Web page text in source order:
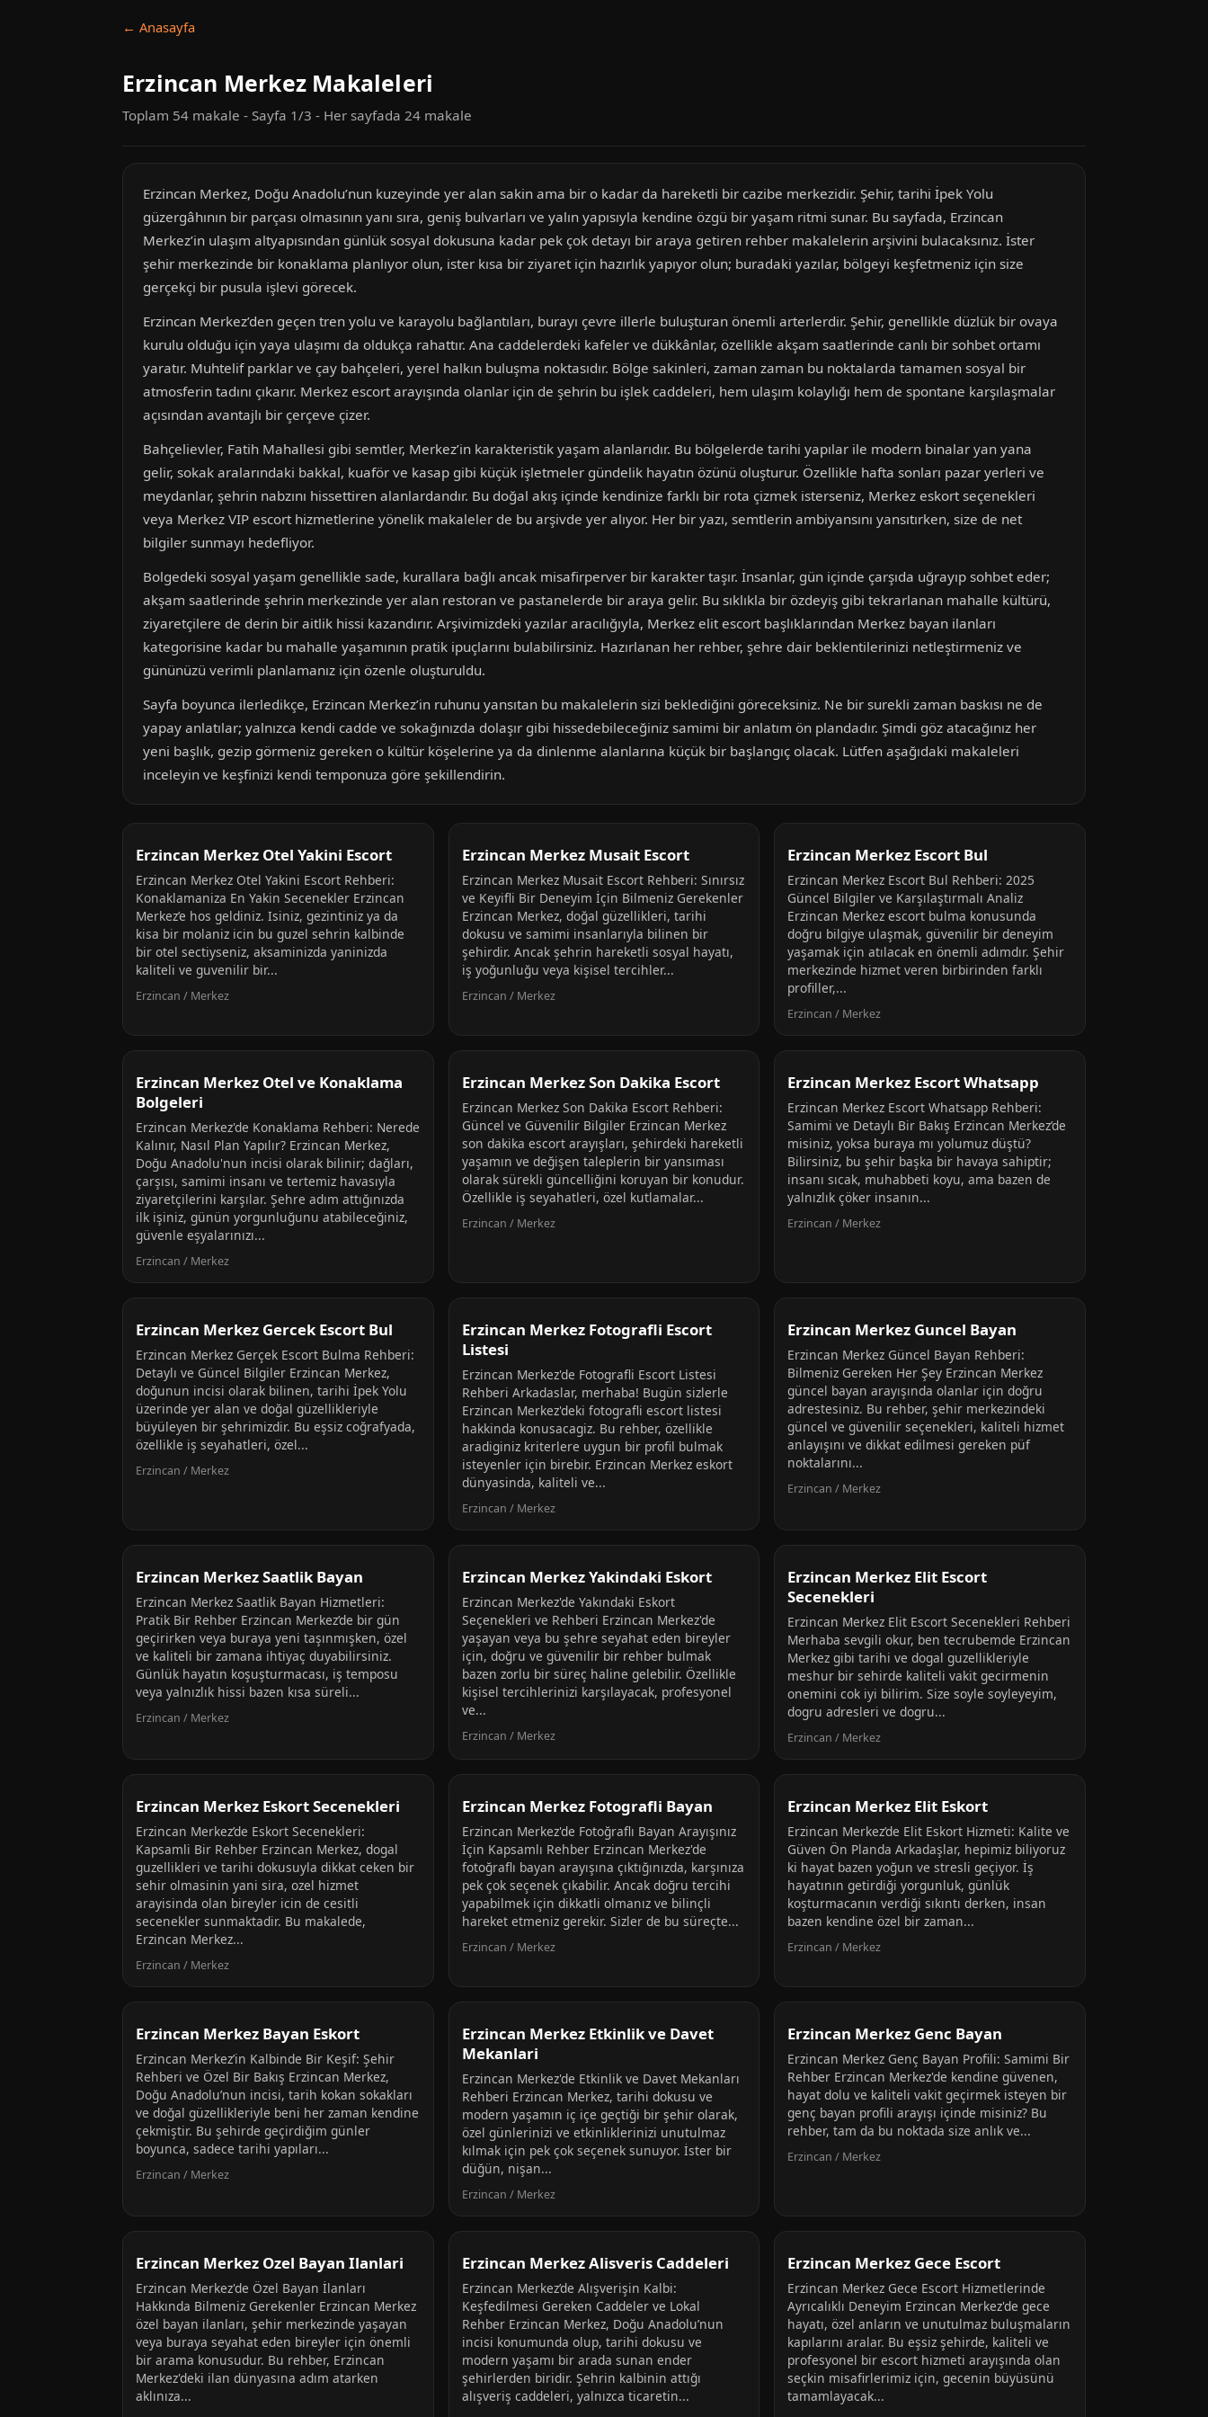
← Anasayfa
Erzincan Merkez Makaleleri
Toplam 54 makale - Sayfa 1/3 - Her sayfada 24 makale
Erzincan Merkez, Doğu Anadolu’nun kuzeyinde yer alan sakin ama bir o kadar da hareketli bir cazibe merkezidir. Şehir, tarihi İpek Yolu
güzergâhının bir parçası olmasının yanı sıra, geniş bulvarları ve yalın yapısıyla kendine özgü bir yaşam ritmi sunar. Bu sayfada, Erzincan
Merkez’in ulaşım altyapısından günlük sosyal dokusuna kadar pek çok detayı bir araya getiren rehber makalelerin arşivini bulacaksınız. İster
şehir merkezinde bir konaklama planlıyor olun, ister kısa bir ziyaret için hazırlık yapıyor olun; buradaki yazılar, bölgeyi keşfetmeniz için size
gerçekçi bir pusula işlevi görecek.
Erzincan Merkez’den geçen tren yolu ve karayolu bağlantıları, burayı çevre illerle buluşturan önemli arterlerdir. Şehir, genellikle düzlük bir ovaya
kurulu olduğu için yaya ulaşımı da oldukça rahattır. Ana caddelerdeki kafeler ve dükkânlar, özellikle akşam saatlerinde canlı bir sohbet ortamı
yaratır. Muhtelif parklar ve çay bahçeleri, yerel halkın buluşma noktasıdır. Bölge sakinleri, zaman zaman bu noktalarda tamamen sosyal bir
atmosferin tadını çıkarır. Merkez escort arayışında olanlar için de şehrin bu işlek caddeleri, hem ulaşım kolaylığı hem de spontane karşılaşmalar
açısından avantajlı bir çerçeve çizer.
Bahçelievler, Fatih Mahallesi gibi semtler, Merkez’in karakteristik yaşam alanlarıdır. Bu bölgelerde tarihi yapılar ile modern binalar yan yana
gelir, sokak aralarındaki bakkal, kuaför ve kasap gibi küçük işletmeler gündelik hayatın özünü oluşturur. Özellikle hafta sonları pazar yerleri ve
meydanlar, şehrin nabzını hissettiren alanlardandır. Bu doğal akış içinde kendinize farklı bir rota çizmek isterseniz, Merkez eskort seçenekleri
veya Merkez VIP escort hizmetlerine yönelik makaleler de bu arşivde yer alıyor. Her bir yazı, semtlerin ambiyansını yansıtırken, size de net
bilgiler sunmayı hedefliyor.
Bolgedeki sosyal yaşam genellikle sade, kurallara bağlı ancak misafirperver bir karakter taşır. İnsanlar, gün içinde çarşıda uğrayıp sohbet eder;
akşam saatlerinde şehrin merkezinde yer alan restoran ve pastanelerde bir araya gelir. Bu sıklıkla bir özdeyiş gibi tekrarlanan mahalle kültürü,
ziyaretçilere de derin bir aitlik hissi kazandırır. Arşivimizdeki yazılar aracılığıyla, Merkez elit escort başlıklarından Merkez bayan ilanları
kategorisine kadar bu mahalle yaşamının pratik ipuçlarını bulabilirsiniz. Hazırlanan her rehber, şehre dair beklentilerinizi netleştirmeniz ve
gününüzü verimli planlamanız için özenle oluşturuldu.
Sayfa boyunca ilerledikçe, Erzincan Merkez’in ruhunu yansıtan bu makalelerin sizi beklediğini göreceksiniz. Ne bir surekli zaman baskısı ne de
yapay anlatılar; yalnızca kendi cadde ve sokağınızda dolaşır gibi hissedebileceğiniz samimi bir anlatım ön plandadır. Şimdi göz atacağınız her
yeni başlık, gezip görmeniz gereken o kültür köşelerine ya da dinlenme alanlarına küçük bir başlangıç olacak. Lütfen aşağıdaki makaleleri
inceleyin ve keşfinizi kendi temponuza göre şekillendirin.
Erzincan Merkez Otel Yakini Escort
Erzincan Merkez Otel Yakini Escort Rehberi:
Konaklamaniza En Yakin Secenekler Erzincan
Merkez’e hos geldiniz. Isiniz, gezintiniz ya da
kisa bir molaniz icin bu guzel sehrin kalbinde
bir otel sectiyseniz, aksaminizda yaninizda
kaliteli ve guvenilir bir...
Erzincan / Merkez
Erzincan Merkez Musait Escort
Erzincan Merkez Musait Escort Rehberi: Sınırsız
ve Keyifli Bir Deneyim İçin Bilmeniz Gerekenler
Erzincan Merkez, doğal güzellikleri, tarihi
dokusu ve samimi insanlarıyla bilinen bir
şehirdir. Ancak şehrin hareketli sosyal hayatı,
iş yoğunluğu veya kişisel tercihler...
Erzincan / Merkez
Erzincan Merkez Escort Bul
Erzincan Merkez Escort Bul Rehberi: 2025
Güncel Bilgiler ve Karşılaştırmalı Analiz
Erzincan Merkez escort bulma konusunda
doğru bilgiye ulaşmak, güvenilir bir deneyim
yaşamak için atılacak en önemli adımdır. Şehir
merkezinde hizmet veren birbirinden farklı
profiller,...
Erzincan / Merkez
Erzincan Merkez Otel ve Konaklama
Bolgeleri
Erzincan Merkez'de Konaklama Rehberi: Nerede
Kalınır, Nasıl Plan Yapılır? Erzincan Merkez,
Doğu Anadolu'nun incisi olarak bilinir; dağları,
çarşısı, samimi insanı ve tertemiz havasıyla
ziyaretçilerini karşılar. Şehre adım attığınızda
ilk işiniz, günün yorgunluğunu atabileceğiniz,
güvenle eşyalarınızı...
Erzincan / Merkez
Erzincan Merkez Son Dakika Escort
Erzincan Merkez Son Dakika Escort Rehberi:
Güncel ve Güvenilir Bilgiler Erzincan Merkez
son dakika escort arayışları, şehirdeki hareketli
yaşamın ve değişen taleplerin bir yansıması
olarak sürekli güncelliğini koruyan bir konudur.
Özellikle iş seyahatleri, özel kutlamalar...
Erzincan / Merkez
Erzincan Merkez Escort Whatsapp
Erzincan Merkez Escort Whatsapp Rehberi:
Samimi ve Detaylı Bir Bakış Erzincan Merkez’de
misiniz, yoksa buraya mı yolumuz düştü?
Bilirsiniz, bu şehir başka bir havaya sahiptir;
insanı sıcak, muhabbeti koyu, ama bazen de
yalnızlık çöker insanın...
Erzincan / Merkez
Erzincan Merkez Gercek Escort Bul
Erzincan Merkez Gerçek Escort Bulma Rehberi:
Detaylı ve Güncel Bilgiler Erzincan Merkez,
doğunun incisi olarak bilinen, tarihi İpek Yolu
üzerinde yer alan ve doğal güzellikleriyle
büyüleyen bir şehrimizdir. Bu eşsiz coğrafyada,
özellikle iş seyahatleri, özel...
Erzincan / Merkez
Erzincan Merkez Fotografli Escort
Listesi
Erzincan Merkez'de Fotografli Escort Listesi
Rehberi Arkadaslar, merhaba! Bugün sizlerle
Erzincan Merkez'deki fotografli escort listesi
hakkinda konusacagiz. Bu rehber, özellikle
aradiginiz kriterlere uygun bir profil bulmak
isteyenler için birebir. Erzincan Merkez eskort
dünyasinda, kaliteli ve...
Erzincan / Merkez
Erzincan Merkez Guncel Bayan
Erzincan Merkez Güncel Bayan Rehberi:
Bilmeniz Gereken Her Şey Erzincan Merkez
güncel bayan arayışında olanlar için doğru
adrestesiniz. Bu rehber, şehir merkezindeki
güncel ve güvenilir seçenekleri, kaliteli hizmet
anlayışını ve dikkat edilmesi gereken püf
noktalarını...
Erzincan / Merkez
Erzincan Merkez Saatlik Bayan
Erzincan Merkez Saatlik Bayan Hizmetleri:
Pratik Bir Rehber Erzincan Merkez’de bir gün
geçirirken veya buraya yeni taşınmışken, özel
ve kaliteli bir zamana ihtiyaç duyabilirsiniz.
Günlük hayatın koşuşturmacası, iş temposu
veya yalnızlık hissi bazen kısa süreli...
Erzincan / Merkez
Erzincan Merkez Yakindaki Eskort
Erzincan Merkez'de Yakındaki Eskort
Seçenekleri ve Rehberi Erzincan Merkez'de
yaşayan veya bu şehre seyahat eden bireyler
için, doğru ve güvenilir bir rehber bulmak
bazen zorlu bir süreç haline gelebilir. Özellikle
kişisel tercihlerinizi karşılayacak, profesyonel
ve...
Erzincan / Merkez
Erzincan Merkez Elit Escort
Secenekleri
Erzincan Merkez Elit Escort Secenekleri Rehberi
Merhaba sevgili okur, ben tecrubemde Erzincan
Merkez gibi tarihi ve dogal guzellikleriyle
meshur bir sehirde kaliteli vakit gecirmenin
onemini cok iyi bilirim. Size soyle soyleyeyim,
dogru adresleri ve dogru...
Erzincan / Merkez
Erzincan Merkez Eskort Secenekleri
Erzincan Merkez’de Eskort Secenekleri:
Kapsamli Bir Rehber Erzincan Merkez, dogal
guzellikleri ve tarihi dokusuyla dikkat ceken bir
sehir olmasinin yani sira, ozel hizmet
arayisinda olan bireyler icin de cesitli
secenekler sunmaktadir. Bu makalede,
Erzincan Merkez...
Erzincan / Merkez
Erzincan Merkez Fotografli Bayan
Erzincan Merkez'de Fotoğraflı Bayan Arayışınız
İçin Kapsamlı Rehber Erzincan Merkez'de
fotoğraflı bayan arayışına çıktığınızda, karşınıza
pek çok seçenek çıkabilir. Ancak doğru tercihi
yapabilmek için dikkatli olmanız ve bilinçli
hareket etmeniz gerekir. Sizler de bu süreçte...
Erzincan / Merkez
Erzincan Merkez Elit Eskort
Erzincan Merkez’de Elit Eskort Hizmeti: Kalite ve
Güven Ön Planda Arkadaşlar, hepimiz biliyoruz
ki hayat bazen yoğun ve stresli geçiyor. İş
hayatının getirdiği yorgunluk, günlük
koşturmacanın verdiği sıkıntı derken, insan
bazen kendine özel bir zaman...
Erzincan / Merkez
Erzincan Merkez Bayan Eskort
Erzincan Merkez’in Kalbinde Bir Keşif: Şehir
Rehberi ve Özel Bir Bakış Erzincan Merkez,
Doğu Anadolu’nun incisi, tarih kokan sokakları
ve doğal güzellikleriyle beni her zaman kendine
çekmiştir. Bu şehirde geçirdiğim günler
boyunca, sadece tarihi yapıları...
Erzincan / Merkez
Erzincan Merkez Etkinlik ve Davet
Mekanlari
Erzincan Merkez'de Etkinlik ve Davet Mekanları
Rehberi Erzincan Merkez, tarihi dokusu ve
modern yaşamın iç içe geçtiği bir şehir olarak,
özel günlerinizi ve etkinliklerinizi unutulmaz
kılmak için pek çok seçenek sunuyor. İster bir
düğün, nişan...
Erzincan / Merkez
Erzincan Merkez Genc Bayan
Erzincan Merkez Genç Bayan Profili: Samimi Bir
Rehber Erzincan Merkez'de kendine güvenen,
hayat dolu ve kaliteli vakit geçirmek isteyen bir
genç bayan profili arayışı içinde misiniz? Bu
rehber, tam da bu noktada size anlık ve...
Erzincan / Merkez
Erzincan Merkez Ozel Bayan Ilanlari
Erzincan Merkez'de Özel Bayan İlanları
Hakkında Bilmeniz Gerekenler Erzincan Merkez
özel bayan ilanları, şehir merkezinde yaşayan
veya buraya seyahat eden bireyler için önemli
bir arama konusudur. Bu rehber, Erzincan
Merkez'deki ilan dünyasına adım atarken
aklınıza...
Erzincan Merkez Alisveris Caddeleri
Erzincan Merkez’de Alışverişin Kalbi:
Keşfedilmesi Gereken Caddeler ve Lokal
Rehber Erzincan Merkez, Doğu Anadolu’nun
incisi konumunda olup, tarihi dokusu ve
modern yaşamı bir arada sunan ender
şehirlerden biridir. Şehrin kalbinin attığı
alışveriş caddeleri, yalnızca ticaretin...
Erzincan Merkez Gece Escort
Erzincan Merkez Gece Escort Hizmetlerinde
Ayrıcalıklı Deneyim Erzincan Merkez'de gece
hayatı, özel anların ve unutulmaz buluşmaların
kapılarını aralar. Bu eşsiz şehirde, kaliteli ve
profesyonel bir escort hizmeti arayışında olan
seçkin misafirlerimiz için, gecenin büyüsünü
tamamlayacak...